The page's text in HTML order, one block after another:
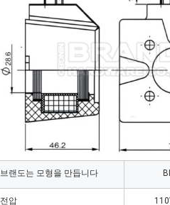
브랜도는 모형을 만듭니다
전압